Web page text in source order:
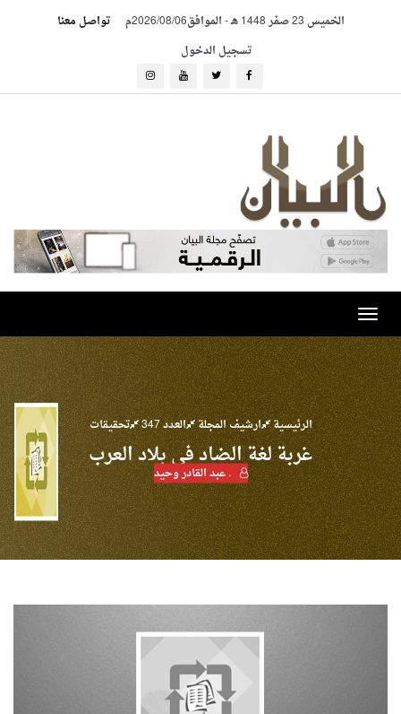
الخميس 23 صفر 1448 هـ -الموافق2026/08/06م
تواصل معنا
تسجيل الدخول
Toggle
navigation
الرئيسية ارشيف المجلة العدد 347 تحقيقات
غربة لغة الضاد في بلاد العرب
. عبد القادر وحيد